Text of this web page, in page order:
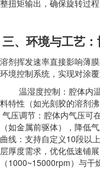
整扭矩输出，确保旋转过程
三、环境与工艺
溶剂挥发速率直接影响薄
环境控制系统，实现对涂
温湿度控制：腔体内
料特性（如光刻胶的溶剂
气压调节：腔体内气压可
（如金属前驱体），降
曲线：支持自定义10段以
层厚度需求，优化低速铺
（1000~15000rpm）与干